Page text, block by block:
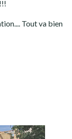
Tout va bien